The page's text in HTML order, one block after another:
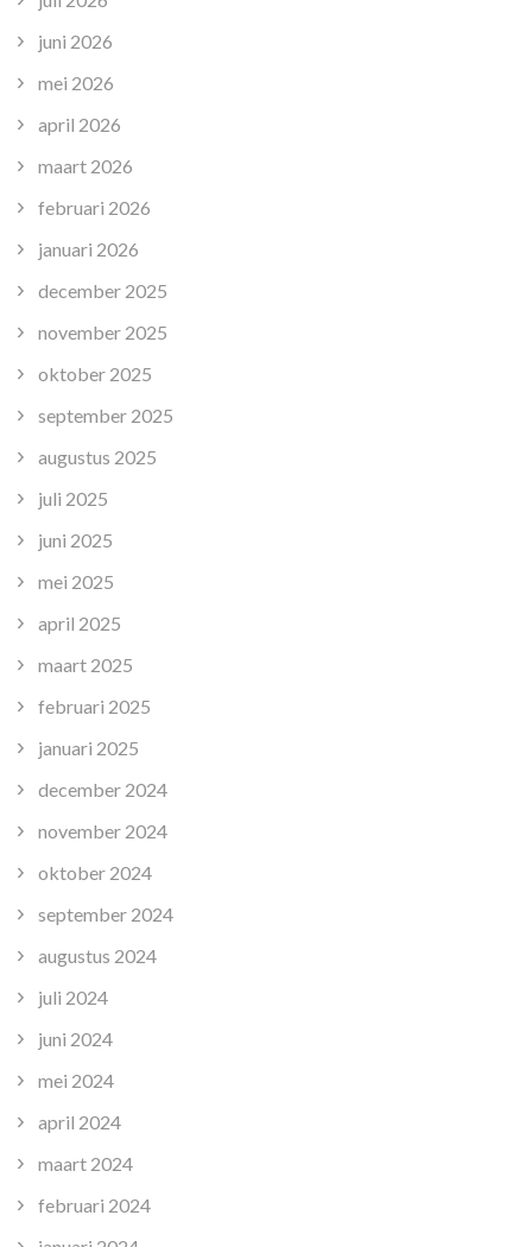
juni 2026
mei 2026
april 2026
maart 2026
februari 2026
januari 2026
december 2025
november 2025
oktober 2025
september 2025
augustus 2025
juli 2025
juni 2025
mei 2025
april 2025
maart 2025
februari 2025
januari 2025
december 2024
november 2024
oktober 2024
september 2024
augustus 2024
juli 2024
juni 2024
mei 2024
april 2024
maart 2024
februari 2024